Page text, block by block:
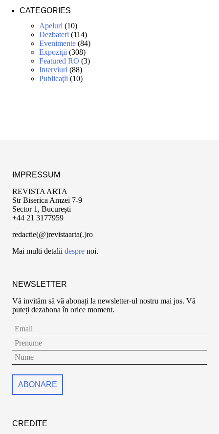
CATEGORIES
Apeluri (10)
Dezbateri (114)
Evenimente (84)
Expoziții (308)
Featured RO (3)
Interviuri (88)
Publicaţii (10)
IMPRESSUM
REVISTA ARTA
Str Biserica Amzei 7-9
Sector 1, București
+44 21 3177959
redactie(@)revistaarta(.)ro
Mai multi detalii despre noi.
NEWSLETTER
Vă invităm să vă abonați la newsletter-ul nostru mai jos. Vă
puteți dezabona în orice moment.
CREDITE